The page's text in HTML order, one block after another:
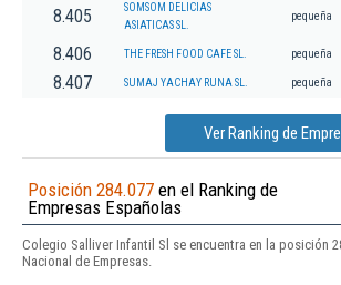
8.405
SOMSOM DELICIAS
ASIATICAS SL.
pequeña
8.406 THE FRESH FOOD CAFE SL. pequeña
8.407 SUMAJ YACHAY RUNA SL. pequeña
Ver Ranking de
Posición 284.077 en el Ranking de
Empresas Españolas
Colegio Salliver Infantil Sl se encuentra en la posición
Nacional de Empresas.